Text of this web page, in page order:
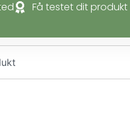
Få testet dit produkt